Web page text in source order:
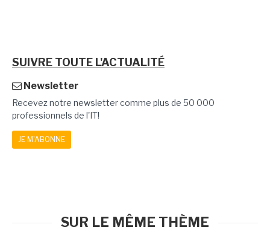
SUIVRE TOUTE L'ACTUALITÉ
Newsletter
Recevez notre newsletter comme plus de 50 000
professionnels de l'IT!
JE M'ABONNE
SUR LE MÊME THÈME